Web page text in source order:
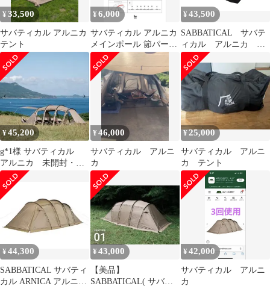
¥33,500
サバティカル アルニカ
テント
¥6,000
サバティカル アルニカ
メインポール 節パーツ
セット21本
¥43,500
SABBATICAL サバテ
ィカル アルニカ テ
ント DODポール、鍛
造ペグ付き
¥45,200
g*1様 サバティカル
アルニカ 未開封・未
使用品
¥46,000
サバティカル アルニ
カ
¥25,000
サバティカル アルニ
カ テント
¥44,300
SABBATICAL サバティ
カル ARNICA アルニカ
¥43,000
【美品】
SABBATICAL( サバテ
¥42,000
サバティカル アルニ
カ